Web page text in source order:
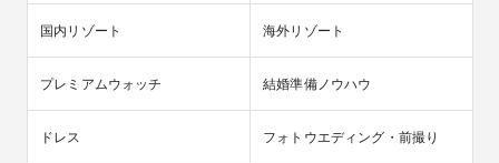
国内リゾート 海外リゾート
プレミアムウォッチ 結婚準備ノウハウ
ドレス フォトウエディング・前撮り